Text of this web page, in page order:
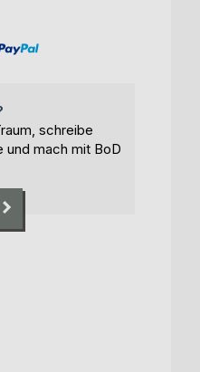
schreibe
und mach mit BoD